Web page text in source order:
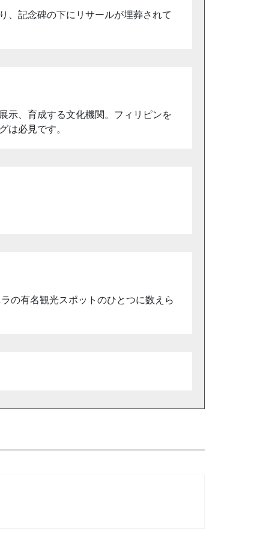
、記念碑の下にリサールが埋葬されて
示、育成する文化機関。フィリピンを
は必見です。
の有名観光スポットのひとつに数えら